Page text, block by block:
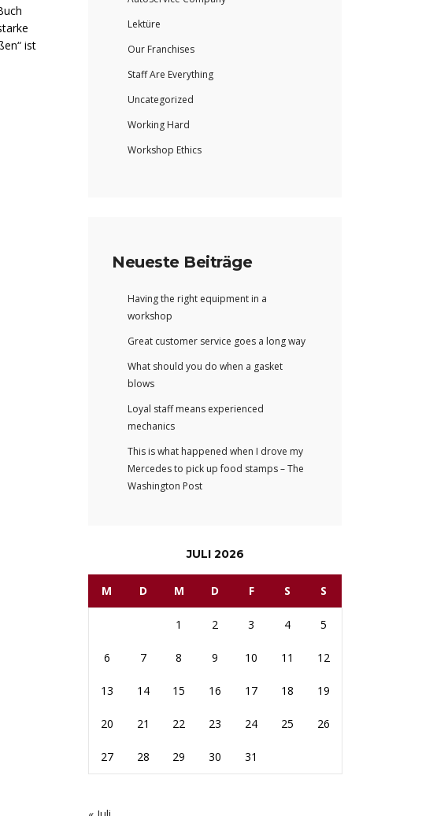
ist
Lektüre
Our Franchises
Staff Are Everything
Uncategorized
Working Hard
Workshop Ethics
Neueste Beiträge
Having the right equipment in a
workshop
Great customer service goes a long way
What should you do when a gasket
blows
Loyal staff means experienced
mechanics
This is what happened when I drove my
Mercedes to pick up food stamps – The
Washington Post
JULI 2026
M D M D F S S
1 2 3 4 5
6 7 8 9 10 11 12
13 14 15 16 17 18 19
20 21 22 23 24 25 26
27 28 29 30 31